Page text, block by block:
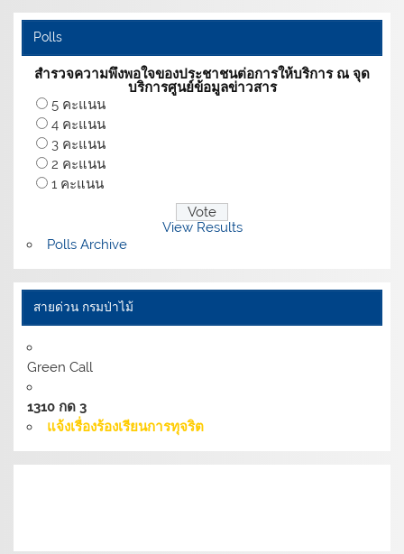
Polls
สำรวจความพึงพอใจของประชาชนต่อการให้บริการ ณ จุด
บริการศูนย์ข้อมูลข่าวสาร
5 คะแนน
4 คะแนน
3 คะแนน
2 คะแนน
1 คะแนน
View Results
Polls Archive
สายด่วน กรมป่าไม้
Green Call
1310 กด 3
แจ้งเรื่องร้องเรียนการทุจริต